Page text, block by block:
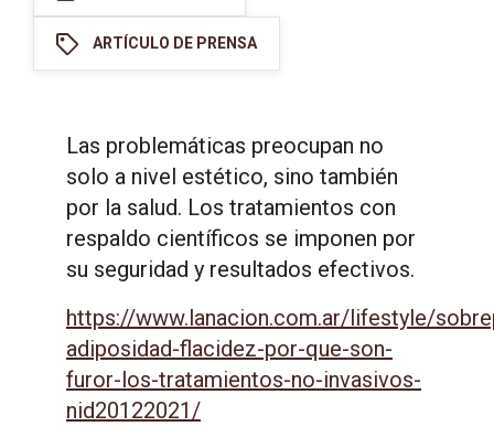
ARTÍCULO DE PRENSA
Las problemáticas preocupan no
solo a nivel estético, sino también
por la salud. Los tratamientos con
respaldo científicos se imponen por
su seguridad y resultados efectivos.
https://www.lanacion.com.ar/lifestyle/
adiposidad-flacidez-por-que-son-
furor-los-tratamientos-no-invasivos-
nid20122021/